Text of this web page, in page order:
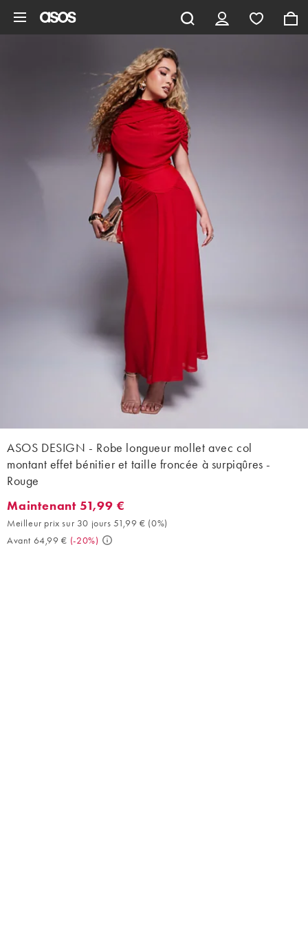
ASOS DESIGN - Robe longueur mollet avec col
montant effet bénitier et taille froncée à surpiqûres -
Rouge
Maintenant 51,99 €. Meilleur prix sur 30 jours 51,99 € (0%).
Maintenant 51,99 €
Meilleur prix sur 30 jours 51,99 € (0%)
Avant 64,99 € (-20%)